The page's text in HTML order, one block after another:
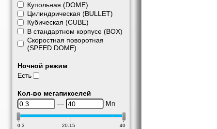
Купольная (DOME)
Цилиндрическая (BULLET)
Кубическая (CUBE)
В стандартном корпусе (BOX)
Скоростная поворотная
(SPEED DOME)
Ночной режим
Есть
Кол-во мегапикселей
—
Мп
0.3 20.15 40